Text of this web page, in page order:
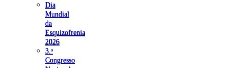
Dia
Mundial
da
Esquizofrenia
2026
3.ᵒ
Congresso